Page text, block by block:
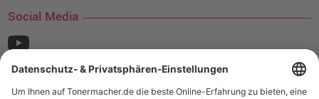
Social Media
¹ Nur gültig für den Versand innerhalb Deutschlands. Befindet sich ein Warenwert
von mindestens 35€ (inkl. Mwst.) an Ampertec Artikeln in Ihrem Warenkorb, ist der